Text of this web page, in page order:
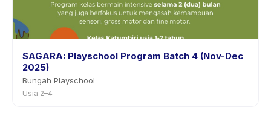
SAGARA: Playschool Program Batch 4 (Nov-Dec
2025)
Bungah Playschool
Usia 2–4